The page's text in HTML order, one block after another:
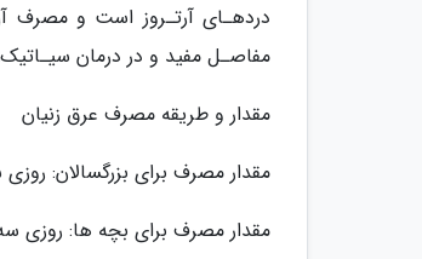
دردهـای آرتـروز است و مصرف
مفاصـل مفید و در درمان
مقدار و طریقه مصرف عرق زنیان
مقدار مصرف برای بزرگسالان:
مقدار مصرف برای بچه ها: روزی